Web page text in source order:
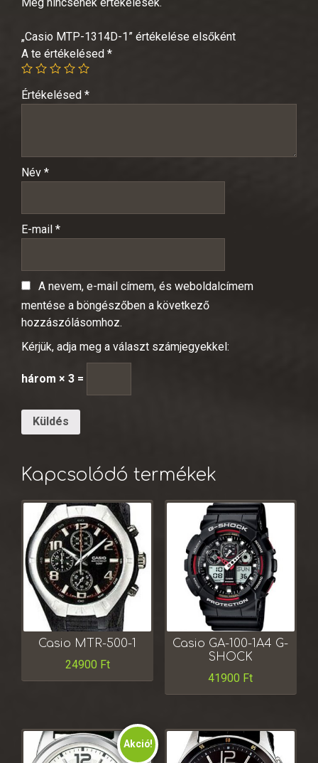
„Casio MTP-1314D-1” értékelése elsőként
A te értékelésed *
Értékelésed *
Név *
E-mail *
A nevem, e-mail címem, és weboldalcímem
mentése a böngészőben a következő
hozzászólásomhoz.
Kérjük, adja meg a választ számjegyekkel:
három × 3 =
Kapcsolódó termékek
Casio MTR-500-1
24900 Ft
Casio GA-100-1A4 G-
SHOCK
41900 Ft
Akció!